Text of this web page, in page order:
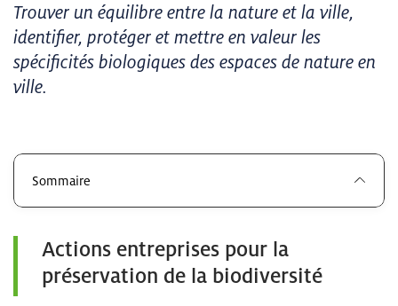
Trouver un équilibre entre la nature et la ville,
identifier, protéger et mettre en valeur les
spécificités biologiques des espaces de nature en
ville.
Sommaire
Actions entreprises pour la
préservation de la biodiversité